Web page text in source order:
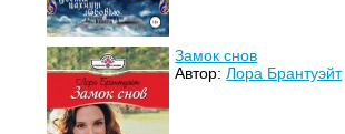
Замок снов
Автор:Лора Брантуэйт